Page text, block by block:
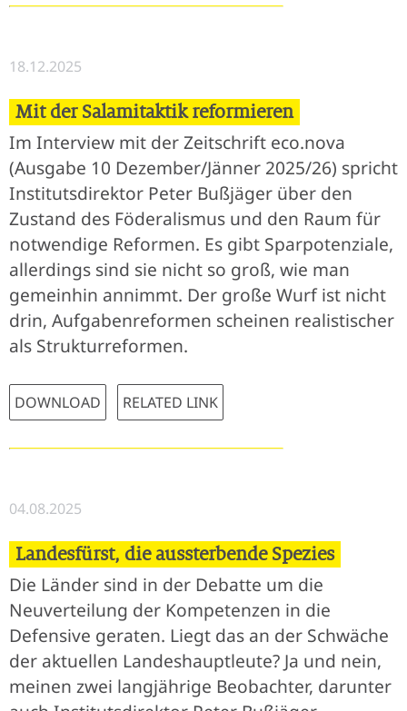
18.12.2025
Mit der Salamitaktik reformieren
Im Interview mit der Zeitschrift eco.nova
(Ausgabe 10 Dezember/Jänner 2025/26) spricht
Institutsdirektor Peter Bußjäger über den
Zustand des Föderalismus und den Raum für
notwendige Reformen. Es gibt Sparpotenziale,
allerdings sind sie nicht so groß, wie man
gemeinhin annimmt. Der große Wurf ist nicht
drin, Aufgabenreformen scheinen realistischer
als Strukturreformen.
DOWNLOAD RELATED LINK
04.08.2025
Landesfürst, die aussterbende Spezies
Die Länder sind in der Debatte um die
Neuverteilung der Kompetenzen in die
Defensive geraten. Liegt das an der Schwäche
der aktuellen Landeshauptleute? Ja und nein,
meinen zwei langjährige Beobachter, darunter